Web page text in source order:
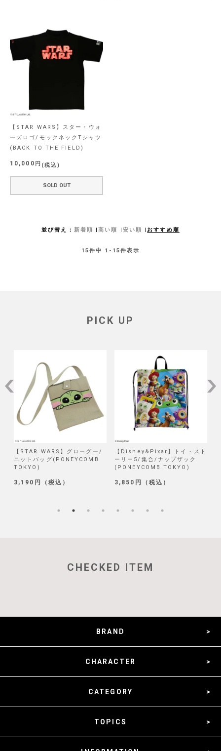
【STAR WARS】スター・ウォ
ーズロゴ/モックネックTシャツ
(BACK TO THE FIELD)
10,000 税込
SOLD OUT
並び替え 新着順 高い順 安い順 おすすめ順
15件中 1 - 15件表示
PICK UP
【STAR WARS】グローグー/
ニットバッグ(PONEYCOMB
TOKYO)
3,190円（税込）
【Disney&Pixar】トイ・スト
ーリー5/集合/ナップザック
(PONEYCOMB TOKYO)
3,850円（税込）
CHECKED ITEM
BRAND
CHARACTER
CATEGORY
TOPICS